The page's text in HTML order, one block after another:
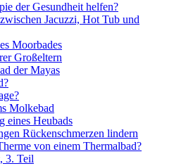
der Gesundheit helfen?
Jacuzzi, Hot Tub und
Moorbades
Großeltern
der Mayas
Molkebad
eines Heubads
Rückenschmerzen lindern
von einem Thermalbad?
3. Teil